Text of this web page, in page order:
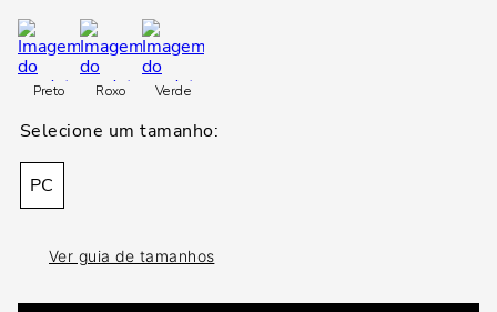
Preto Roxo Verde
PC
Ver guia de tamanhos